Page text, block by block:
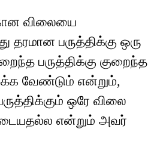
விலையை
தரமான பருத்திக்கு ஒரு
பருத்திக்கு குறைந்த
வேண்டும் என்றும்,
ஒரே விலை
என்றும் அவர்